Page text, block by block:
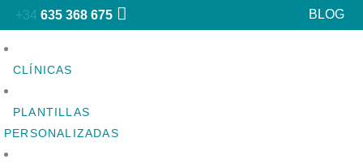
+34 635 368 675 BLOG
CLÍNICAS
PLANTILLAS
PERSONALIZADAS